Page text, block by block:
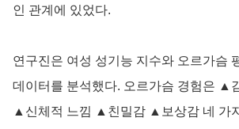
인 관계에 있었다.
연구진은 여성 성기능 지수와 오르가슴
데이터를 분석했다. 오르가슴 경험은 ▲
▲신체적 느낌 ▲친밀감 ▲보상감 네 가